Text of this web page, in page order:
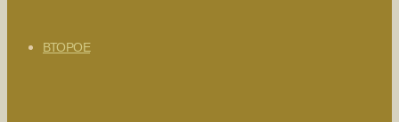
ВТОРОЕ